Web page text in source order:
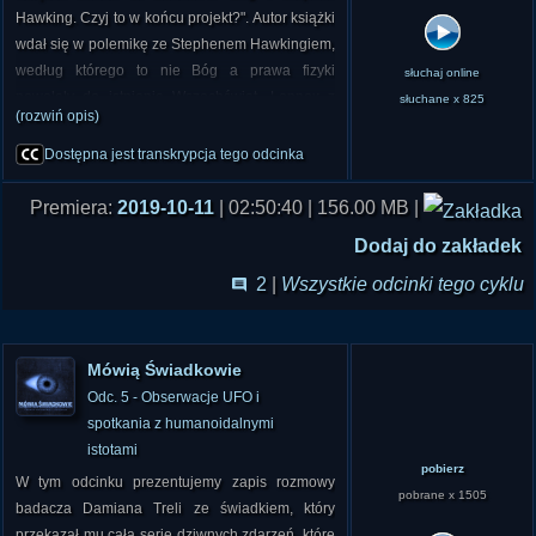
Hawking. Czyj to w końcu projekt?". Autor książki
wdał się w polemikę ze Stephenem Hawkingiem,
według którego to nie Bóg a prawa fizyki
kolei uważa że, paradoksalnie, wywody
Hawkinga w oczach czytelnika czynią istnienie
(rozwiń opis)
Dostępna jest transkrypcja tego odcinka
słuchaj online
słuchane x 825
Premiera: 2019-10-11 | 02:50:40 | 156.00 MB |
Dodaj do zakładek
2
Wszystkie odcinki tego cyklu
Mówią Świadkowie
Odc. 5 - Obserwacje UFO i
spotkania z humanoidalnymi
istotami
W tym odcinku prezentujemy zapis rozmowy
badacza Damiana Treli ze świadkiem, który
pobierz
pobrane x 1505